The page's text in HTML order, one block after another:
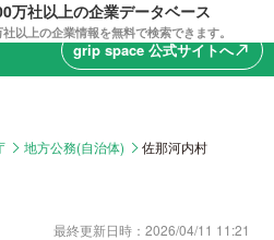
万社以上の企業データベース
以上の企業情報を無料で検索できます。
grip space 公式サイトへnorth_east
地方公務(自治体) 佐那河内村
最終更新日時： 2026/04/11 11:21